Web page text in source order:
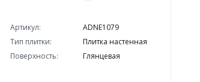
Артикул:
ADNE1079
Тип плитки:
Плитка настенная
Поверхность:
Глянцевая